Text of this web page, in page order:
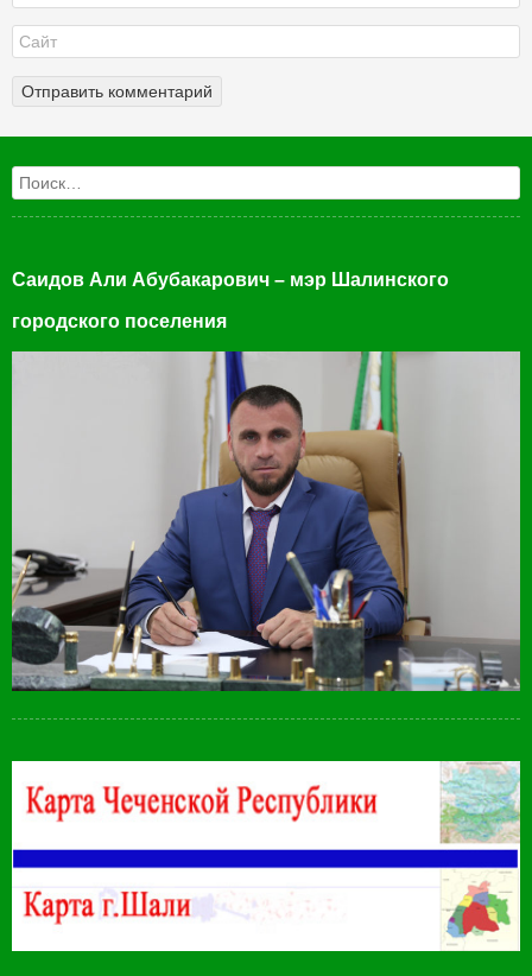
Поиск
Саидов Али Абубакарович – мэр Шалинского
городского поселения